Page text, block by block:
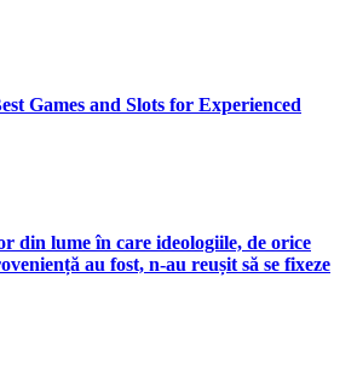
Games and Slots for Experienced
din lume în care ideologiile, de orice
au fost, n-au reușit să se fixeze